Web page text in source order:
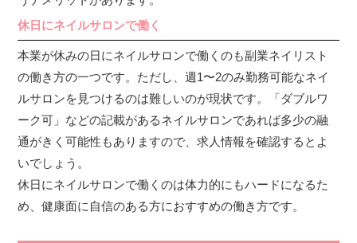
休日にネイルサロンで働く
本業が休みの日にネイルサロンで働くのも副業ネイリスト
の働き方の一つです。ただし、週1〜2のみ勤務可能なネイ
ルサロンを見つけるのは難しいのが現状です。「ダブルワ
ーク可」などの記載があるネイルサロンであれば多少の融
通がきく可能性もありますので、求人情報を確認するとよ
いでしょう。
休日にネイルサロンで働くのは体力的にもハードになるた
め、健康面に自信のある方におすすめの働き方です。